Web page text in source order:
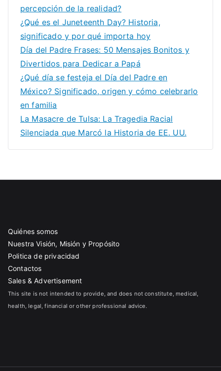
percepción de la realidad?
¿Qué es el Juneteenth Day? Historia,
significado y por qué importa hoy
Día del Padre Frases: 50 Mensajes Bonitos y
Divertidos para Dedicar a Papá
¿Qué día se festeja el Día del Padre en
México? Significado, origen y cómo celebrarlo
en familia
La Masacre de Tulsa: La Tragedia Racial
Silenciada que Marcó la Historia de EE. UU.
Quiénes somos
Nuestra Visión, Misión y Propósito
Politica de privacidad
Contactos
Sales & Advertisement
This site is not intended to provide, and does not constitute, medical,
health, legal, financial or other professional advice.